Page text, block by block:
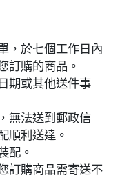
，於七個工作日內
訂購的商品。
期或其他送件事
無法送到郵政信
順利送達。
配。
訂購商品需寄送不